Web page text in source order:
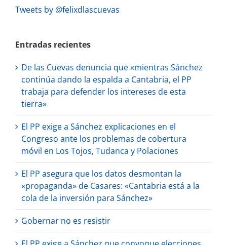
Tweets by @felixdlascuevas
Entradas recientes
De las Cuevas denuncia que «mientras Sánchez
continúa dando la espalda a Cantabria, el PP
trabaja para defender los intereses de esta
tierra»
El PP exige a Sánchez explicaciones en el
Congreso ante los problemas de cobertura
móvil en Los Tojos, Tudanca y Polaciones
El PP asegura que los datos desmontan la
«propaganda» de Casares: «Cantabria está a la
cola de la inversión para Sánchez»
Gobernar no es resistir